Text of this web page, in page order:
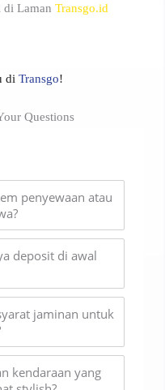
di Laman Transgo.id
di Transgo!
Questions
penyewaan atau
deposit di awal
jaminan untuk
kendaraan yang